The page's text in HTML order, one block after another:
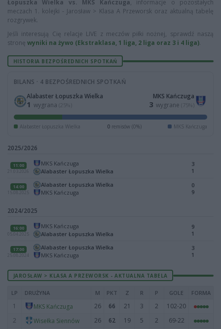
Łopuszka Wielka vs. MKS Kańczuga, informacje o pozostałych
meczach 1. kolejki - Jarosław > Klasa A Przeworsk oraz aktualną tabelę
rozgrywek.
Jeśli interesują Cię relacje LIVE z meczów piłki nożnej, sprawdź naszą
stronę wyniki na żywo (Ekstraklasa, 1 liga, 2 liga oraz 3 i 4 liga).
HISTORIA BEZPOŚREDNICH SPOTKAŃ
BILANS · 4 BEZPOŚREDNICH SPOTKAŃ
Alabaster Łopuszka Wielka
1 wygrana (25%)
MKS Kańczuga
3 wygrane (75%)
Alabaster Łopuszka Wielka 0remisów (0%) MKS Kańczuga
2025/2026
11:00
21.03.2026
MKS Kańczuga
Alabaster Łopuszka Wielka
3
1
14:00
15.08.2025
Alabaster Łopuszka Wielka
MKS Kańczuga
0
9
2024/2025
16:00
05.04.2025
MKS Kańczuga
Alabaster Łopuszka Wielka
9
1
17:00
25.08.2024
Alabaster Łopuszka Wielka
MKS Kańczuga
3
1
JAROSŁAW > KLASA A PRZEWORSK - AKTUALNA TABELA
LP DRUŻYNA M PKT Z R P GOLE FORMA
1 MKS Kańczuga 26 66 21 3 2
102-20
2
Wisełka Siennów 26 62 19 5 2
69-22